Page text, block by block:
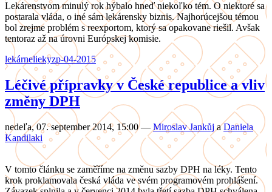
Lekárenstvom minulý rok hýbalo hneď niekoľko tém. O niektoré sa
postarala vláda, o iné sám lekárensky biznis. Najhorúcejšou témou
bol zrejme problém s reexportom, ktorý sa opakovane riešil. Avšak
tentoraz až na úrovni Európskej komisie.
lekárneliekyzp-04-2015
Léčivé přípravky v České republice a vliv
změny DPH
nedeľa, 07. september 2014, 15:00 — Miroslav Jankůj aDaniela
Kandilaki
V tomto článku se zaměříme na změnu sazby DPH na léky. Tento
krok proklamovala česká vláda ve svém programovém prohlášení.